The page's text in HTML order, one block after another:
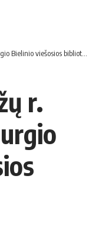
viešosios bibliotekos skaitykloje
r.